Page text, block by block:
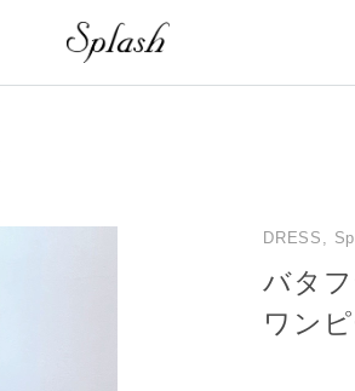
DRESS,
バタ
ワン